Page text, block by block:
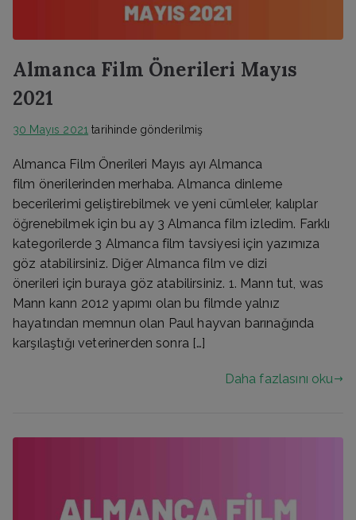
Almanca Film Önerileri Mayıs
2021
30 Mayıs 2021 tarihinde gönderilmiş
Almanca Film Önerileri Mayıs ayı Almanca
film önerilerinden merhaba. Almanca dinleme
becerilerimi geliştirebilmek ve yeni cümleler, kalıplar
öğrenebilmek için bu ay 3 Almanca film izledim. Farklı
kategorilerde 3 Almanca film tavsiyesi için yazımıza
göz atabilirsiniz. Diğer Almanca film ve dizi
önerileri için buraya göz atabilirsiniz. 1. Mann tut, was
Mann kann 2012 yapımı olan bu filmde yalnız
hayatından memnun olan Paul hayvan barınağında
karşılaştığı veterinerden sonra […]
Daha fazlasını oku